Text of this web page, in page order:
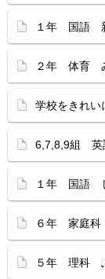
１年 国語
２年 体育
学校をきれい
6,7,8,9組 英
１年 国語
６年 家庭科
５年 理科